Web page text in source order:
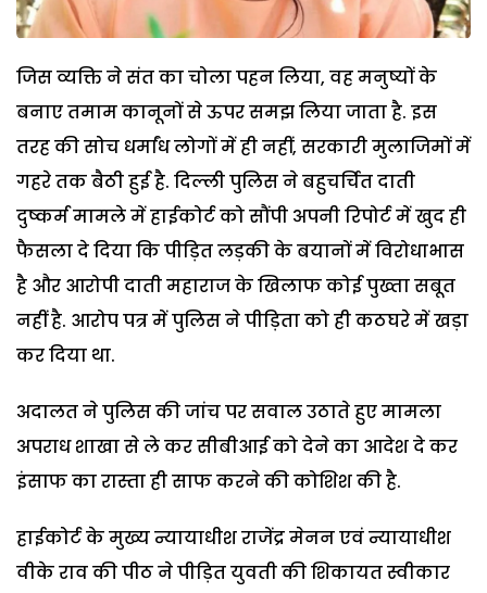
जिस व्यक्ति ने संत का चोला पहन लिया, वह मनुष्यों के
बनाए तमाम कानूनों से ऊपर समझ लिया जाता है. इस
तरह की सोच धर्मांध लोगों में ही नहीं, सरकारी मुलाजिमों में
गहरे तक बैठी हुई है. दिल्ली पुलिस ने बहुचर्चित दाती
दुष्कर्म मामले में हाईकोर्ट को सौंपी अपनी रिपोर्ट में खुद ही
फैसला दे दिया कि पीड़ित लड़की के बयानों में विरोधाभास
है और आरोपी दाती महाराज के खिलाफ कोई पुख्ता सबूत
नहीं है. आरोप पत्र में पुलिस ने पीड़िता को ही कठघरे में खड़ा
कर दिया था.
अदालत ने पुलिस की जांच पर सवाल उठाते हुए मामला
अपराध शाखा से ले कर सीबीआई को देने का आदेश दे कर
इंसाफ का रास्ता ही साफ करने की कोशिश की है.
हाईकोर्ट के मुख्य न्यायाधीश राजेंद्र मेनन एवं न्यायाधीश
वीके राव की पीठ ने पीड़ित युवती की शिकायत स्वीकार